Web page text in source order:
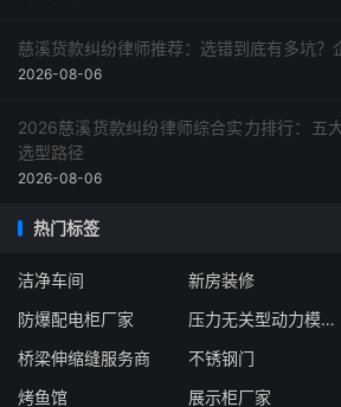
慈溪货款纠纷律师推荐：选错到底有多坑？
2026-08-06
2026慈溪货款纠纷律师综合实力排行：五
选型路径
2026-08-06
热门标签
洁净车间 新房装修
防爆配电柜厂家
压力无关型动力模块企业
桥梁伸缩缝服务商
不锈钢门
烤鱼馆
展示柜厂家